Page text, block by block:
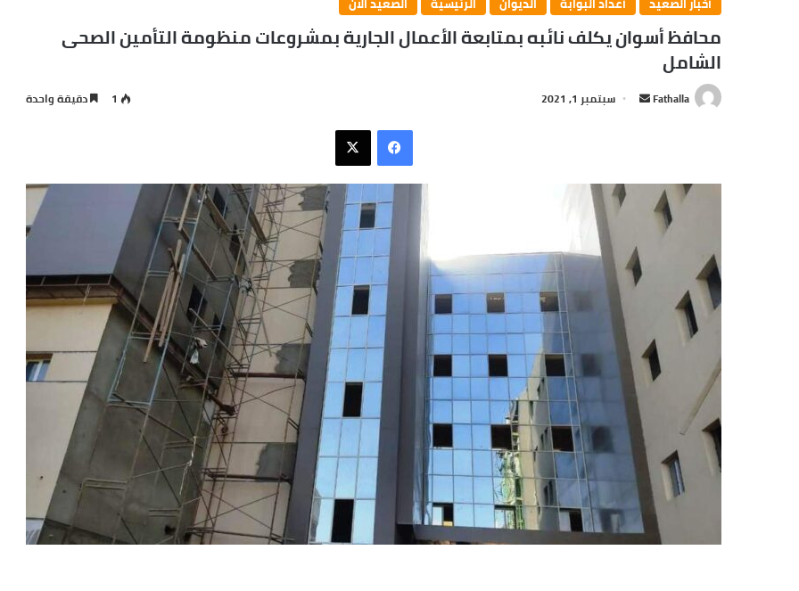
محافظ أسوان يكلف نائبه بمتابعة الأعمال الجارية بمشروعات منظومة التأمين الصحى
الشامل
Fathalla
أرسل سبتمبر 1, 2021 1 دقيقة واحدة
فيسبوك
X